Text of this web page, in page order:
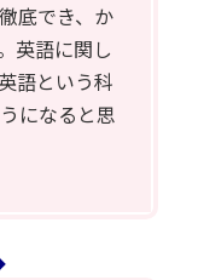
底でき、か
英語に関し
語という科
になると思